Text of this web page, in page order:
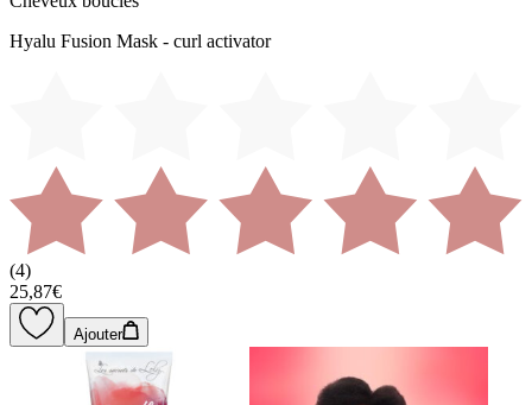
Hyalu Fusion Mask - curl activator
(4)
25,87€
Ajouter